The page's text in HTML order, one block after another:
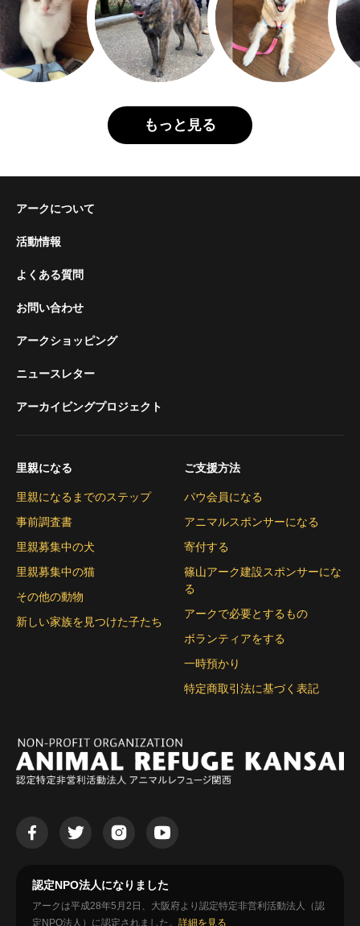
もっと見る
アークについて
活動情報
よくある質問
お問い合わせ
アークショッピング
ニュースレター
アーカイビングプロジェクト
里親になる
里親になるまでのステップ
事前調査書
里親募集中の犬
里親募集中の猫
その他の動物
新しい家族を見つけた子たち
ご支援方法
パウ会員になる
アニマルスポンサーになる
寄付する
篠山アーク建設スポンサーにな
る
アークで必要とするもの
ボランティアをする
一時預かり
特定商取引法に基づく表記
認定NPO法人になりました
アークは平成28年5月2日、大阪府より認定特定非営利活動法人（認
定NPO法人）に認定されました。 詳細を見る